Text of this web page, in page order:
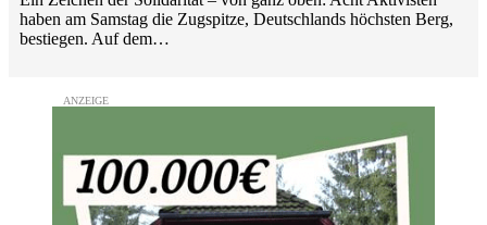
haben am Samstag die Zugspitze, Deutschlands höchsten Berg,
bestiegen. Auf dem…